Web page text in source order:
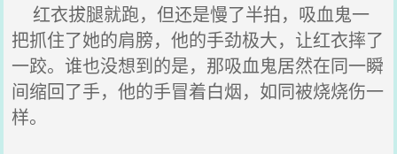
红衣拔腿就跑，但还是慢了半拍，吸血鬼一
把抓住了她的肩膀，他的手劲极大，让红衣摔了
一跤。谁也没想到的是，那吸血鬼居然在同一瞬
间缩回了手，他的手冒着白烟，如同被烧烧伤一
样。